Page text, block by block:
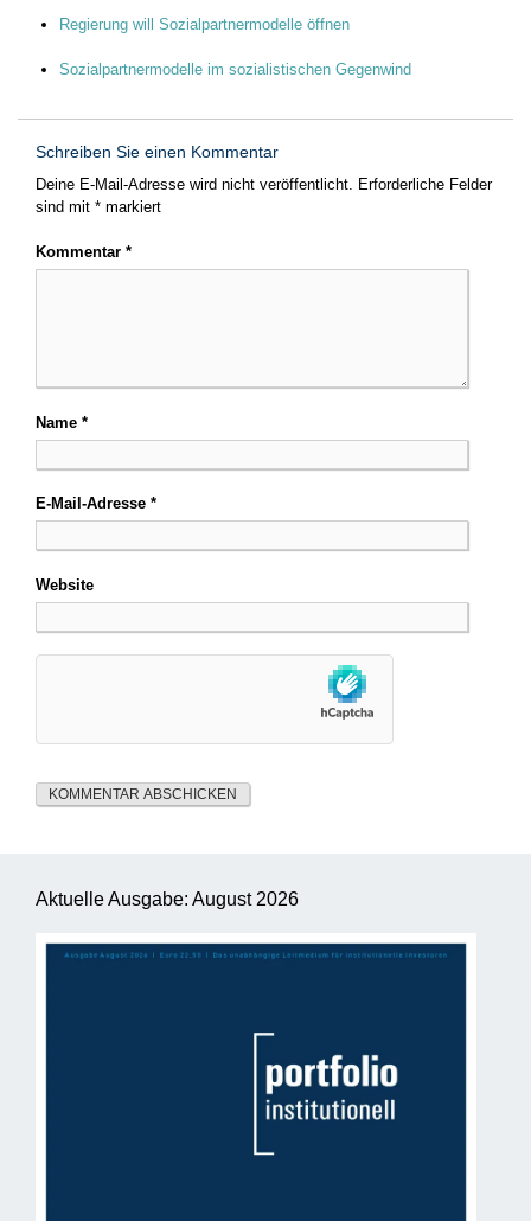
Regierung will Sozialpartnermodelle öffnen
Sozialpartnermodelle im sozialistischen Gegenwind
Schreiben Sie einen Kommentar
Deine E-Mail-Adresse wird nicht veröffentlicht. Erforderliche Felder
sind mit * markiert
Kommentar *
Name *
E-Mail-Adresse *
Website
Aktuelle Ausgabe: August 2026